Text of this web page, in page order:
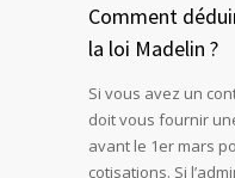
Comment
la loi Madelin ?
Si vous avez un
doit vous fournir
avant le 1er mars
cotisations. Si